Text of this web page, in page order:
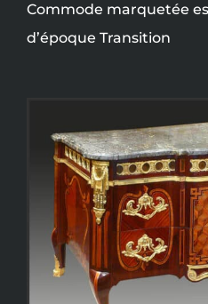
Commode marquetée
d’époque Transition